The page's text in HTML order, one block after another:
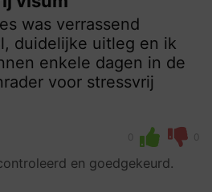
was verrassend
duidelijke uitleg en ik
enkele dagen in de
voor stressvrij
0 0
en goedgekeurd.